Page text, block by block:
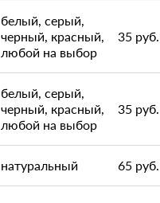
белый, серый,
черный, красный,
любой на выбор
35 руб.
белый, серый,
черный, красный,
любой на выбор
35 руб.
натуральный 65 руб.